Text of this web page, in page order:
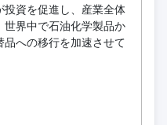
投資を促進し、産業全体
世界中で石油化学製品か
品への移行を加速させて